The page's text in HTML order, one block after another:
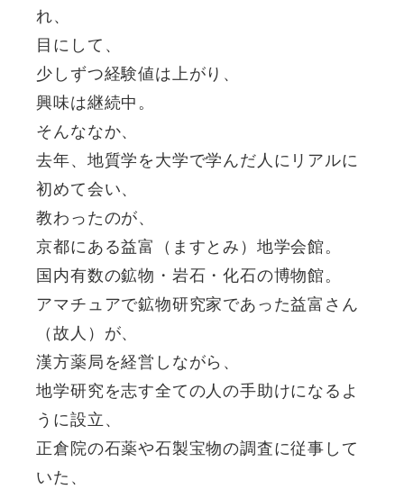
れ、
目にして、
少しずつ経験値は上がり、
興味は継続中。
そんななか、
去年、地質学を大学で学んだ人にリアルに
初めて会い、
教わったのが、
京都にある益富（ますとみ）地学会館。
国内有数の鉱物・岩石・化石の博物館。
アマチュアで鉱物研究家であった益富さん
（故人）が、
漢方薬局を経営しながら、
地学研究を志す全ての人の手助けになるよ
うに設立、
正倉院の石薬や石製宝物の調査に従事して
いた、